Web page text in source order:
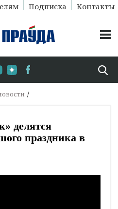
Подписка Контакты
делятся
праздника в